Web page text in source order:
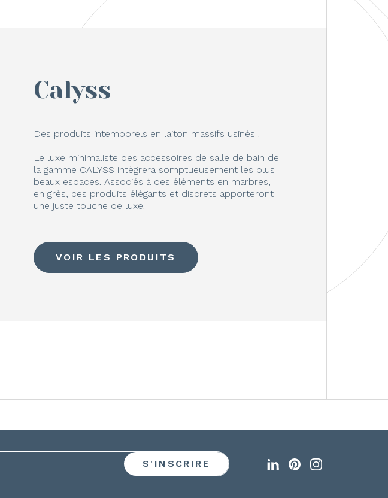
Calyss
Des produits intemporels en laiton massifs usinés !
Le luxe minimaliste des accessoires de salle de bain de
la gamme CALYSS intègrera somptueusement les plus
beaux espaces. Associés à des éléments en marbres,
en grès, ces produits élégants et discrets apporteront
une juste touche de luxe.
VOIR LES PRODUITS